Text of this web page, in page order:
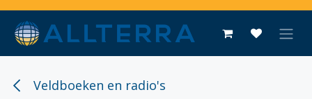
Overslaan naar inhoud
Veldboeken en radio's